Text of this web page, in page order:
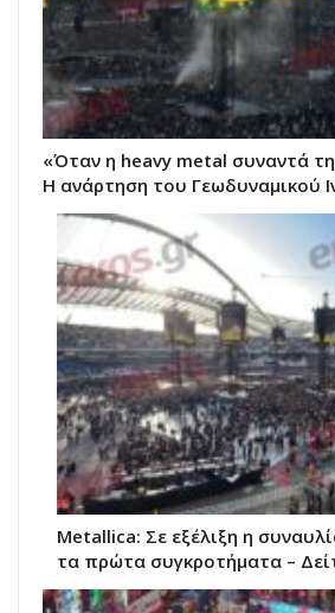
«Όταν η heavy metal συναντά
Η ανάρτηση του Γεωδυναμικού
Metallica: Σε εξέλιξη η
τα πρώτα συγκροτήματα –